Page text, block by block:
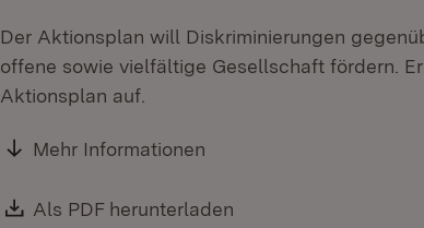
Der Aktionsplan will Diskriminierungen
offene sowie vielfältige Gesellschaft fördern.
Aktionsplan auf.
Mehr Informationen
Download:
Als PDF herunterladen